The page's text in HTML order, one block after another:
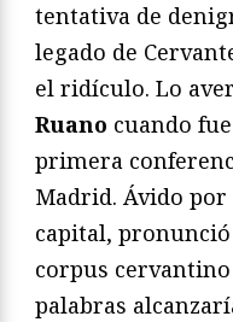
tentativa de
legado de
el ridículo. Lo
Ruano cuando
primera
Madrid. Ávido
capital,
corpus
palabras